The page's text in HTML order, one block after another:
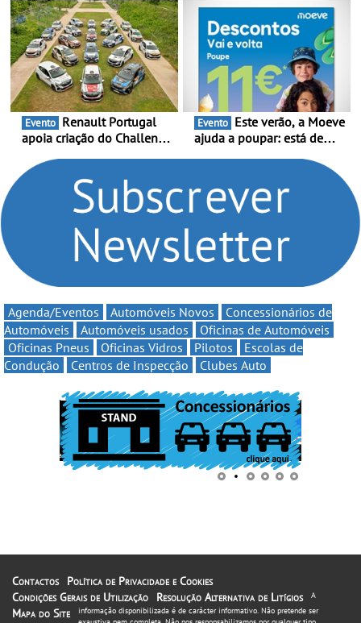
presença nacional ao lado
da mítica prova de ciclismo
e leva a sua gama SUV
multi-energia às estradas
de Portugal
Portugal Karting e mira boa
estreia - O Campeonato
Portugal Karting 2026
decorre entre 1 de Março e
6 de Setembro
Evento
apoia criação do Challenge
compromisso com o
automobilismo nacional
continua em 2026
Evento
ajuda a poupar: está de
Volta” com descontos de
Agenda/Eventos Automóveis Novos
Concessionários de
Automóveis
Automóveis usados
Oficinas de Automóveis
Oficinas Pneus
Oficinas Vidros Pilotos
Escolas de
Condução
Centros de Inspecção Clubes Auto
Contactos
Política de Privacidade e Cookies
Condições Gerais de Utilização
Resolução Alternativa de Litígios
Mapa do Site
A
informação disponibilizada é de carácter informativo. Não pretende ser